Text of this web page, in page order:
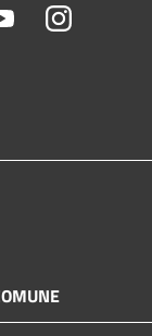
YoutubeInstagram